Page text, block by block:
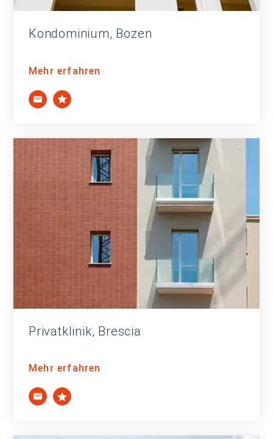
Kondominium, Bozen
Mehr erfahren
Privatklinik, Brescia
Mehr erfahren